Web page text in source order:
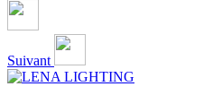
Suivant